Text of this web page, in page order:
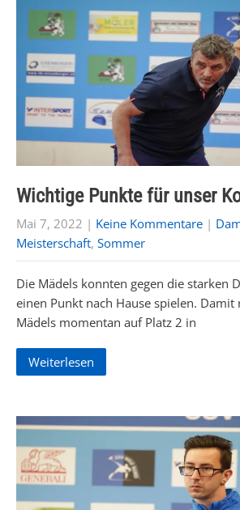
Wichtige Punkte für unser
Mai 7, 2022 | Keine Kommentare |
Meisterschaft, Sommer
Die Mädels konnten gegen die starken
einen Punkt nach Hause spielen. Damit
Mädels momentan auf Platz 2 in
Weiterlesen